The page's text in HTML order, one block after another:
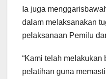
Ia juga
dalam melaksanakan
pelaksanaan Pemilu
“Kami telah melakukan
pelatihan guna